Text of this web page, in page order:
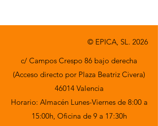
© EPICA, SL. 2026
c/ Campos Crespo 86 bajo derecha
(Acceso directo por Plaza Beatriz Civera)
46014 Valencia
Horario: Almacén Lunes-Viernes de 8:00 a
15:00h, Oficina de 9 a 17:30h